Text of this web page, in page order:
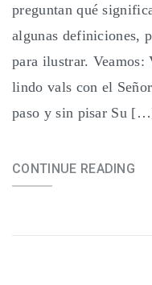
preguntan qué
algunas definiciones,
para ilustrar.
lindo vals con el
paso y sin pisar Su
CONTINUE READING